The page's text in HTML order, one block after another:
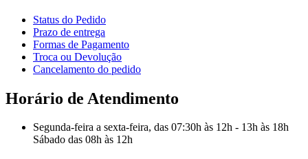
Status do Pedido
Prazo de entrega
Formas de Pagamento
Troca ou Devolução
Cancelamento do pedido
Horário de Atendimento
Segunda-feira a sexta-feira, das 07:30h às 12h - 13h às 18h
Sábado das 08h às 12h